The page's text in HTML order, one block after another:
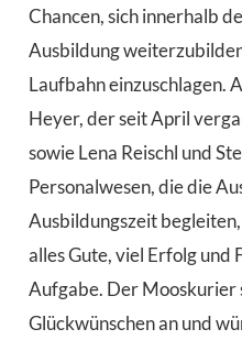
Chancen, sich innerhalb
Ausbildung
Laufbahn einzuschlagen.
Heyer, der seit April
sowie Lena Reischl und
Personalwesen, die die
Ausbildungszeit
alles Gute, viel Erfolg und
Aufgabe. Der Mooskurier
Glückwünschen an und